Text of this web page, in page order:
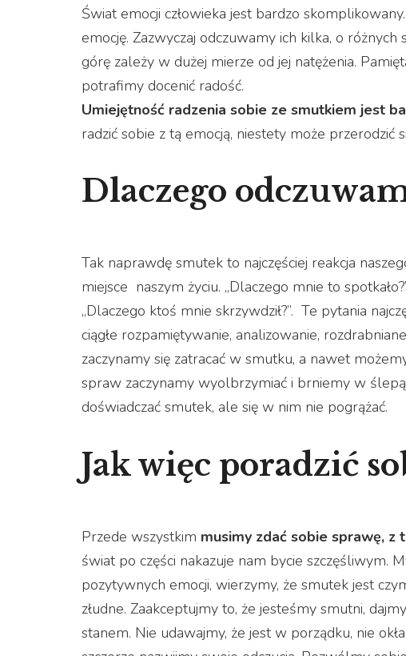
Świat emocji człowieka jest bardzo
emocję. Zazwyczaj odczuwamy ich kilka, o
górę zależy w dużej mierze od jej natężenia.
potrafimy docenić radość.
Umiejętność radzenia sobie ze smutkiem jest
radzić sobie z tą emocją, niestety może
Dlaczego
Tak naprawdę smutek to najczęściej reakcja
miejsce naszym życiu. „Dlaczego mnie to
„Dlaczego ktoś mnie skrzywdził?”. Te pytania
ciągłe rozpamiętywanie, analizowanie,
zaczynamy się zatracać w smutku, a nawet
spraw zaczynamy wyolbrzymiać i brniemy w
doświadczać smutek, ale się w nim nie pogrążać.
Jak więc poradzić
Przede wszystkim musimy zdać sobie sprawę, z
świat po części nakazuje nam bycie szczęśliwym.
pozytywnych emocji, wierzymy, że smutek jest
złudne. Zaakceptujmy to, że jesteśmy smutni,
stanem. Nie udawajmy, że jest w porządku, nie